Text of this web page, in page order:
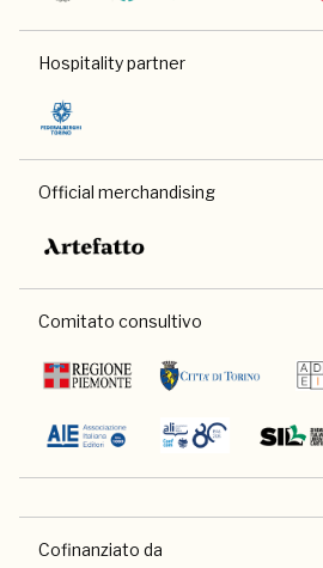
Hospitality partner
Official merchandising
Comitato consultivo
Cofinanziato da